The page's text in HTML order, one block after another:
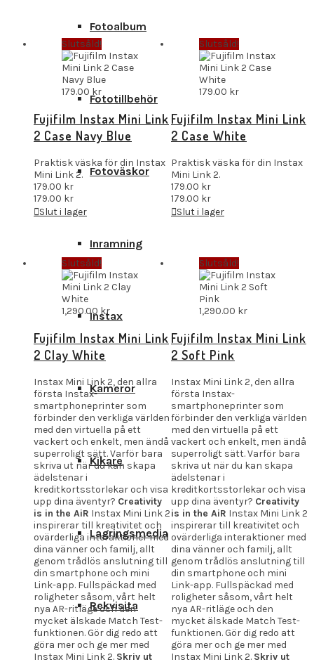
Fotoalbum
Fototillbehör
Fotoväskor
Inramning
Instax
Kameror
Kikare
Lagringsmedia
Rekvisita
Slutsåld!
179.00 kr
Fujifilm Instax Mini Link
2 Case Navy Blue
Praktisk väska för din Instax
Mini Link 2.
179.00 kr
179.00 kr
Slut i lager
Slutsåld!
179.00 kr
Fujifilm Instax Mini Link
2 Case White
Praktisk väska för din Instax
Mini Link 2.
179.00 kr
179.00 kr
Slut i lager
Slutsåld!
1,290.00 kr
Fujifilm Instax Mini Link
2 Clay White
Instax Mini Link 2, den allra
första Instax-
smartphoneprinter som
förbinder den verkliga världen
med den virtuella på ett
vackert och enkelt, men ändå
superroligt sätt. Varför bara
skriva ut när du kan skapa
ädelstenar i
kreditkortsstorlekar och visa
upp dina äventyr? Creativity
is in the AiR Instax Mini Link 2
inspirerar till kreativitet och
ovärderliga interaktioner med
dina vänner och familj, allt
genom trådlös anslutning till
din smartphone och mini
Link-app. Fullspäckad med
roligheter såsom, vårt helt
nya AR-ritläge och den
mycket älskade Match Test-
funktionen. Gör dig redo att
göra mer och ge mer med
Instax Mini Link 2. Skriv ut
Slutsåld!
1,290.00 kr
Fujifilm Instax Mini Link
2 Soft Pink
Instax Mini Link 2, den allra
första Instax-
smartphoneprinter som
förbinder den verkliga världen
med den virtuella på ett
vackert och enkelt, men ändå
superroligt sätt. Varför bara
skriva ut när du kan skapa
ädelstenar i
kreditkortsstorlekar och visa
upp dina äventyr? Creativity
is in the AiR Instax Mini Link 2
inspirerar till kreativitet och
ovärderliga interaktioner med
dina vänner och familj, allt
genom trådlös anslutning till
din smartphone och mini
Link-app. Fullspäckad med
roligheter såsom, vårt helt
nya AR-ritläge och den
mycket älskade Match Test-
funktionen. Gör dig redo att
göra mer och ge mer med
Instax Mini Link 2. Skriv ut